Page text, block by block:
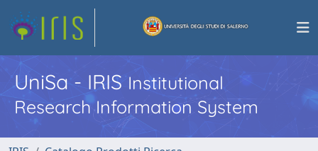
UniSa - IRISInstitutional
Research Information System